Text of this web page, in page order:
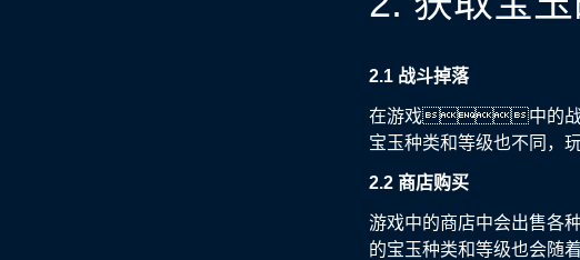
2.1 战斗掉落
在游戏中的战
宝玉种类和等级也不同，
2.2 商店购买
游戏中的商店中会出售各
的宝玉种类和等级也会